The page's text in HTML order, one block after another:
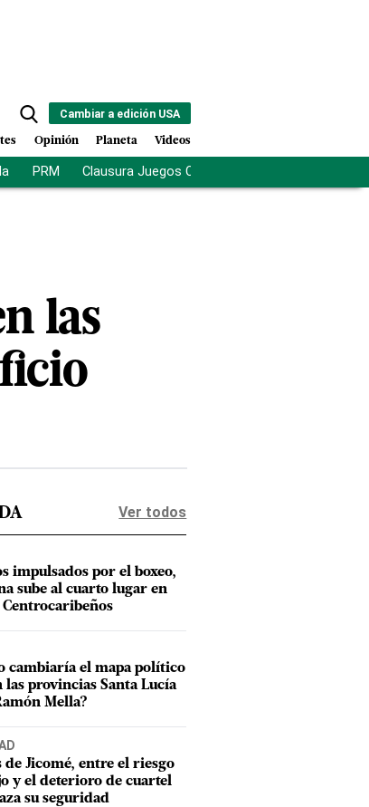
Cambiar a edición USA
Opinión Planeta Videos
PRM Clausura Juegos Centroamericanos
las
Ver todos
impulsados por el boxeo,
sube al cuarto lugar en
Centrocaribeños
cambiaría el mapa político
las provincias Santa Lucía
Mella?
de Jicomé, entre el riesgo
y el deterioro de cuartel
su seguridad